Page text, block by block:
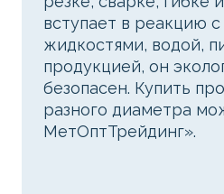
вступает в реакцию
жидкостями, водой,
продукцией, он
безопасен. Купить
разного диаметра
МетОптТрейдинг».